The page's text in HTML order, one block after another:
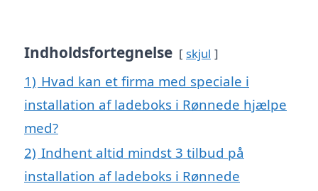
Indholdsfortegnelse skjul
1) Hvad kan et firma med speciale i
installation af ladeboks i Rønnede hjælpe
med?
2) Indhent altid mindst 3 tilbud på
installation af ladeboks i Rønnede